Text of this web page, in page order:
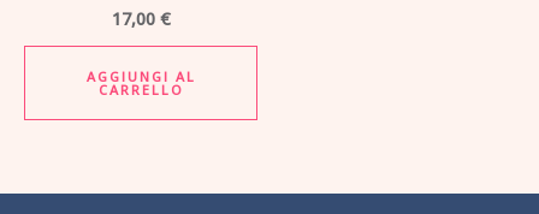
17,00 €
AGGIUNGI AL
CARRELLO